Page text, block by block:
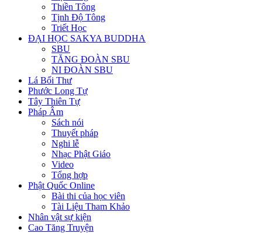
Thiền Tông
Tịnh Độ Tông
Triết Học
ĐẠI HỌC SAKYA BUDDHA
SBU
TĂNG ĐOÀN SBU
NI ĐOÀN SBU
Lá Bối Thư
Phước Long Tự
Tây Thiên Tự
Pháp Âm
Sách nói
Thuyết pháp
Nghi lễ
Nhạc Phật Giáo
Video
Tổng hợp
Phật Quốc Online
Bài thi của học viên
Tài Liệu Tham Khảo
Nhân vật sự kiện
Cao Tăng Truyện